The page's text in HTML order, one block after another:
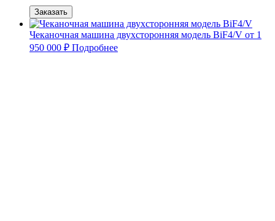
Заказать
Чеканочная машина двухсторонняя модель BiF4/V от 1
950 000 ₽ Подробнее